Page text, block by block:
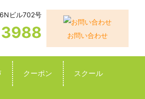
ビル702号
お問い合わせ
クーポン スクール